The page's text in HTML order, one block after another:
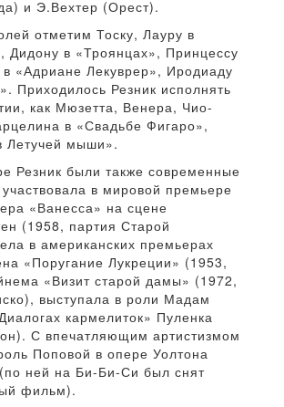
и Э.Вехтер (Орест).
отметим Тоску, Лауру в
Дидону в «Троянцах», Принцессу
в «Адриане Лекуврер», Иродиаду
Приходилось Резник исполнять
как Мюзетта, Венера, Чио-
в «Свадьбе Фигаро»,
Летучей мыши».
Резник были также современные
в мировой премьере
«Ванесса» на сцене
(1958, партия Старой
в американских премьерах
«Поругание Лукреции» (1953,
«Визит старой дамы» (1972,
выступала в роли Мадам
кармелиток» Пуленка
С впечатляющим артистизмом
Поповой в опере Уолтона
ней на Би-Би-Си был снят
фильм).